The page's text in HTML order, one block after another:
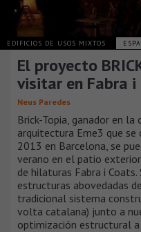
EDIFICIOS DE USOS MIXTOS
El proyecto
visitar en Fabra i
Neus Paredes
Brick-Topia, ganador en
arquitectura Eme3 que
2013 en Barcelona, se
verano en el patio
de hilaturas Fabra i
estructuras abovedadas
tradicional sistema
volta catalana) junto a
optimización estructural